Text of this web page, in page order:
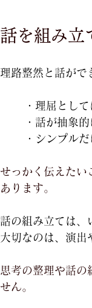
話を組み立
理路整然と話がで
・理屈とし
・話が抽象
・シンプル
せっかく伝えたい
あります。
話の組み立ては、
大切なのは、演出
思考の整理や話の
せん。